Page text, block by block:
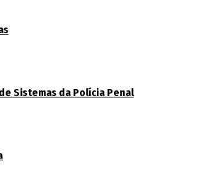
Sistemas da Polícia Penal